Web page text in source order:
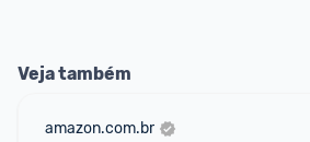
Veja também
amazon.com.br